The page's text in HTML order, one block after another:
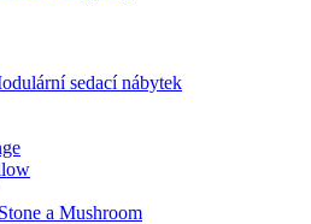
sedací nábytek
a Mushroom